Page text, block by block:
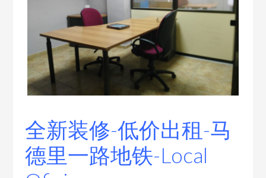
全新装修-低价出租-马
德里一路地铁-Local